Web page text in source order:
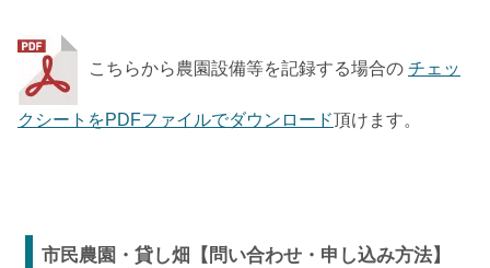
こちらから農園設備等を記録する場合の チェッ
クシートをPDFファイルでダウンロード頂けます。
市民農園・貸し畑【問い合わせ・申し込み方法】